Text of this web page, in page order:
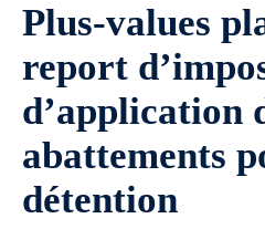
Plus-values
report
d’application
abattements
détention